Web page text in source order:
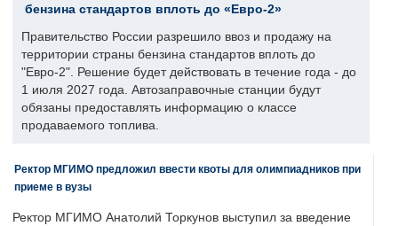
бензина стандартов вплоть до «Евро-2»
Правительство России разрешило ввоз и продажу на
территории страны бензина стандартов вплоть до
"Евро-2". Решение будет действовать в течение года - до
1 июля 2027 года. Автозаправочные станции будут
обязаны предоставлять информацию о классе
продаваемого топлива.
Ректор МГИМО предложил ввести квоты для олимпиадников при
приеме в вузы
Ректор МГИМО Анатолий Торкунов выступил за введение